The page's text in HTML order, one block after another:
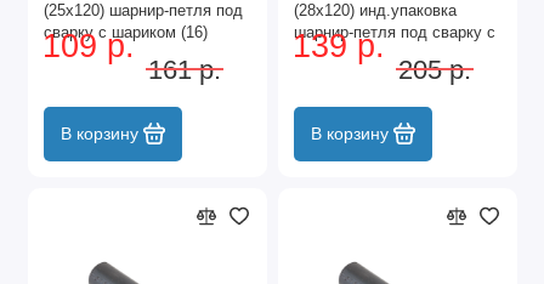
(25х120) шарнир-петля под
сварку с шариком (16)
109 р.
161 р.
В корзину
(28х120) инд.упаковка
шарнир-петля под сварку с
шариком (16)
139 р.
205 р.
В корзину